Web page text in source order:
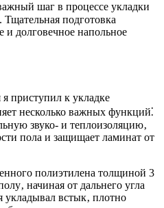
шаг в процессе укладки
подготовка
и долговечное напольное
приступил к укладке
несколько важных функций⁚
звуко- и теплоизоляцию‚
пола и защищает ламинат от
полиэтилена толщиной 3
начиная от дальнего угла
встык‚ плотно